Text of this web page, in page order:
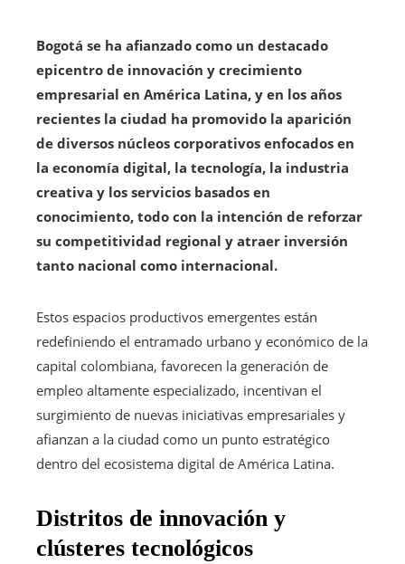
Bogotá se ha afianzado como un destacado
epicentro de innovación y crecimiento
empresarial en América Latina, y en los años
recientes la ciudad ha promovido la aparición
de diversos núcleos corporativos enfocados en
la economía digital, la tecnología, la industria
creativa y los servicios basados en
conocimiento, todo con la intención de reforzar
su competitividad regional y atraer inversión
tanto nacional como internacional.
Estos espacios productivos emergentes están
redefiniendo el entramado urbano y económico de la
capital colombiana, favorecen la generación de
empleo altamente especializado, incentivan el
surgimiento de nuevas iniciativas empresariales y
afianzan a la ciudad como un punto estratégico
dentro del ecosistema digital de América Latina.
Distritos de innovación y
clústeres tecnológicos